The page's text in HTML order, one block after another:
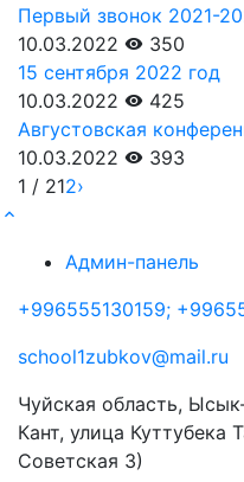
Первый звонок 2021-
10.03.2022
350
15 сентября 2022 год
10.03.2022
425
Августовская
10.03.2022
393
1 / 212›
Админ-панель
+996555130159;
school1zubkov@mail.ru
Чуйская область,
Кант, улица Куттубека
Советская 3)